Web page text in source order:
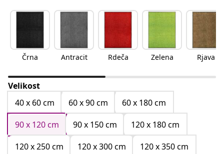
Črna Antracit Rdeča Zelena Rjava
Velikost
40 x 60 cm
60 x 90 cm
60 x 180 cm
90 x 120 cm
90 x 150 cm
120 x 180 cm
120 x 250 cm
120 x 300 cm
120 x 350 cm